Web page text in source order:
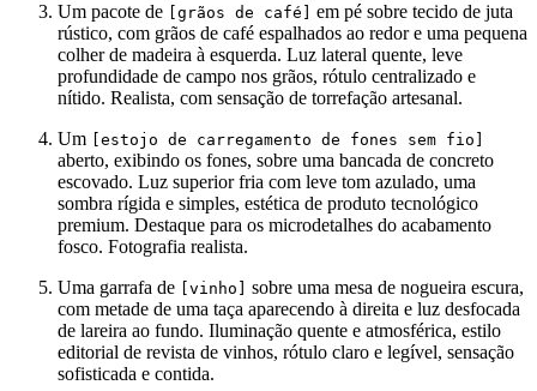
Um pacote de
[grãos de café]
em pé sobre tecido de juta
rústico, com grãos de café espalhados ao redor e uma pequena
colher de madeira à esquerda. Luz lateral quente, leve
profundidade de campo nos grãos, rótulo centralizado e
nítido. Realista, com sensação de torrefação artesanal.
Um
[estojo de carregamento de fones sem fio]
aberto, exibindo os fones, sobre uma bancada de concreto
escovado. Luz superior fria com leve tom azulado, uma
sombra rígida e simples, estética de produto tecnológico
premium. Destaque para os microdetalhes do acabamento
fosco. Fotografia realista.
Uma garrafa de
[vinho]
sobre uma mesa de nogueira escura,
com metade de uma taça aparecendo à direita e luz desfocada
de lareira ao fundo. Iluminação quente e atmosférica, estilo
editorial de revista de vinhos, rótulo claro e legível, sensação
sofisticada e contida.